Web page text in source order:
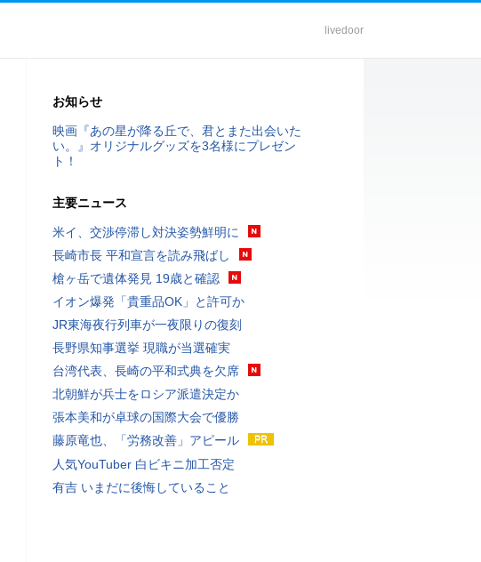
livedoor
お知らせ
映画『あの星が降る丘で、君とまた出会いた
い。』オリジナルグッズを3名様にプレゼン
ト！
主要ニュース
米イ、交渉停滞し対決姿勢鮮明に
長崎市長 平和宣言を読み飛ばし
槍ヶ岳で遺体発見 19歳と確認
イオン爆発「貴重品OK」と許可か
JR東海夜行列車が一夜限りの復刻
長野県知事選挙 現職が当選確実
台湾代表、長崎の平和式典を欠席
北朝鮮が兵士をロシア派遣決定か
張本美和が卓球の国際大会で優勝
藤原竜也、「労務改善」アピール
人気YouTuber 白ビキニ加工否定
有吉 いまだに後悔していること